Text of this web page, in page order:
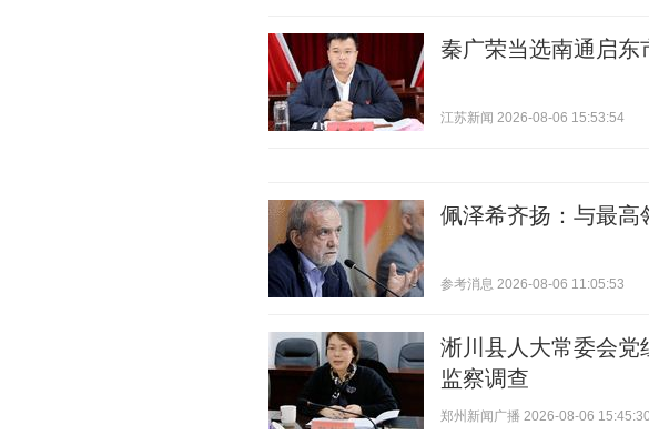
秦广荣当选南通启东
江苏新闻 2026-08-06 15:53:54
佩泽希齐扬：与最高
参考消息 2026-08-06 11:05:53
淅川县人大常委会党
监察调查
郑州新闻广播 2026-08-06 15:45:30